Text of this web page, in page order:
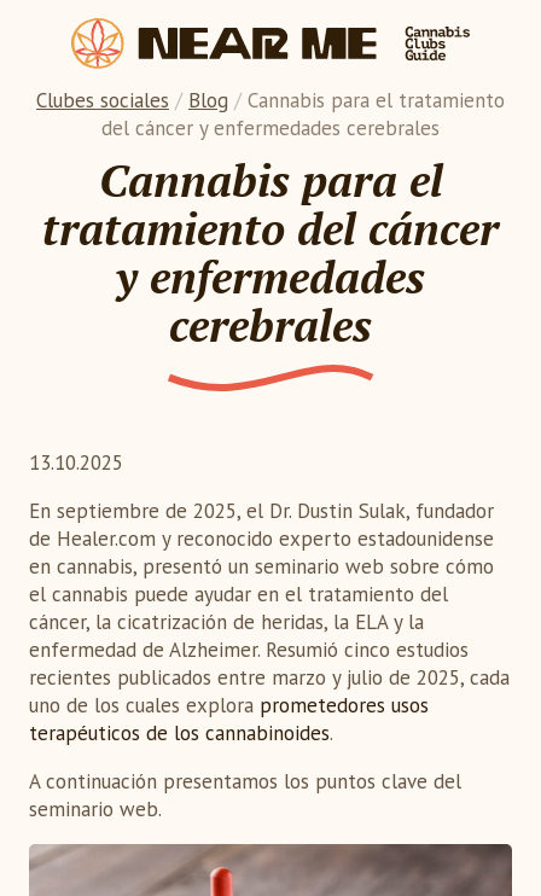
Clubes sociales / Blog / Cannabis para el tratamiento
del cáncer y enfermedades cerebrales
Cannabis para el
tratamiento del cáncer
y enfermedades
cerebrales
13.10.2025
En septiembre de 2025, el Dr. Dustin Sulak, fundador
de Healer.com y reconocido experto estadounidense
en cannabis, presentó un seminario web sobre cómo
el cannabis puede ayudar en el tratamiento del
cáncer, la cicatrización de heridas, la ELA y la
enfermedad de Alzheimer. Resumió cinco estudios
recientes publicados entre marzo y julio de 2025, cada
uno de los cuales explora prometedores usos
terapéuticos de los cannabinoides.
A continuación presentamos los puntos clave del
seminario web.